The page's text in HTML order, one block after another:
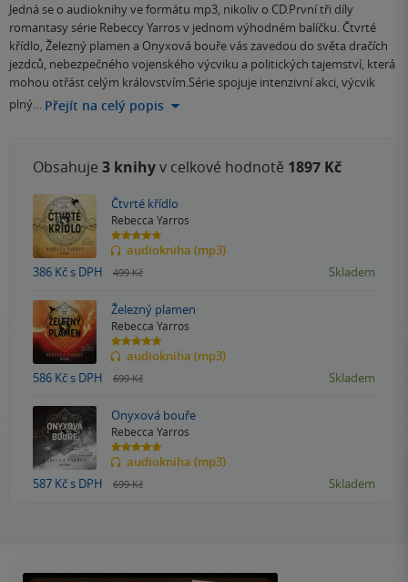
Jedná se o audioknihy ve formátu mp3, nikoliv o CD.První tři díly
romantasy série Rebeccy Yarros v jednom výhodném balíčku. Čtvrté
křídlo, Železný plamen a Onyxová bouře vás zavedou do světa dračích
jezdců, nebezpečného vojenského výcviku a politických tajemství, která
mohou otřást celým královstvím.Série spojuje intenzivní akci, výcvik
plný… Přejít na celý popis
Obsahuje 3 knihyv celkové hodnotě 1897 Kč
Čtvrté křídlo
Rebecca Yarros
4.8
z
hvězdiček
audiokniha (mp3)
386 Kčs DPH 499 Kč Skladem
Železný plamen
Rebecca Yarros
4.8
z
5
hvězdiček
audiokniha (mp3)
586 Kčs DPH 699 Kč Skladem
Onyxová bouře
Rebecca Yarros
4.8
z
5
hvězdiček
audiokniha (mp3)
587 Kčs DPH 699 Kč Skladem